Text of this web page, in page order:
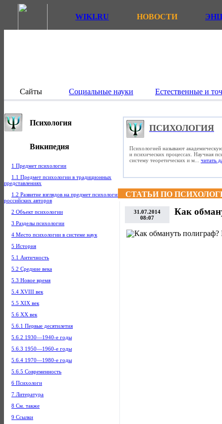
WIKI.RU НОВОСТИ
Сайты Социальные науки Естественные и
Психология
Википедия
1 Предмет психологии
1.1 Предмет психологии в традиционных
представлениях
1.2 Развитие взглядов на предмет психологии
российских авторов
2 Объект психологии
3 Разделы психологии
4 Место психологии в системе наук
5 История
5.1 Античность
5.2 Средние века
5.3 Новое время
5.4 XVIII век
5.5 XIX век
5.6 XX век
5.6.1 Первые десятилетия
5.6.2 1930—1940-е годы
5.6.3 1950—1960-е годы
5.6.4 1970—1980-е годы
5.6.5 Современность
6 Психологи
7 Литература
8 См. также
9 Ссылки
ПСИХОЛОГИЯ
Психологией называют
и психических процессах. Научная
систему теоретических и м... читать
СТАТЬИ ПО
31.07.2014
08:07
Как